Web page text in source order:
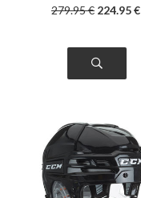
279.95€ 224.95€